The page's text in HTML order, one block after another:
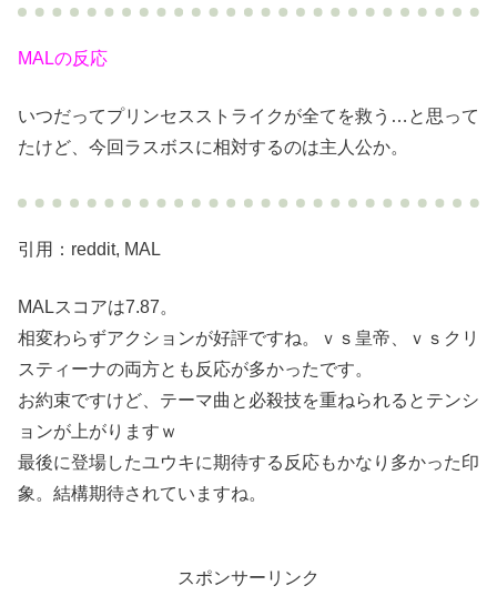
MALの反応
いつだってプリンセスストライクが全てを救う…と思って
たけど、今回ラスボスに相対するのは主人公か。
引用：reddit, MAL
MALスコアは7.87。
相変わらずアクションが好評ですね。ｖｓ皇帝、ｖｓクリ
スティーナの両方とも反応が多かったです。
お約束ですけど、テーマ曲と必殺技を重ねられるとテンシ
ョンが上がりますｗ
最後に登場したユウキに期待する反応もかなり多かった印
象。結構期待されていますね。
スポンサーリンク